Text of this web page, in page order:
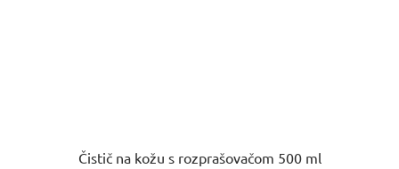
Čistič na kožu s rozprašovačom 500 ml